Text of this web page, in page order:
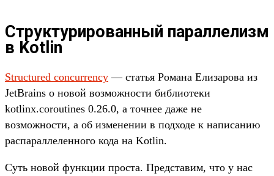
Структурированный параллелизм
в Kotlin
Structured concurrency — статья Романа Елизарова из
JetBrains о новой возможности библиотеки
kotlinx.coroutines 0.26.0, а точнее даже не
возможности, а об изменении в подходе к написанию
распараллеленного кода на Kotlin.
Суть новой функции проста. Представим, что у нас